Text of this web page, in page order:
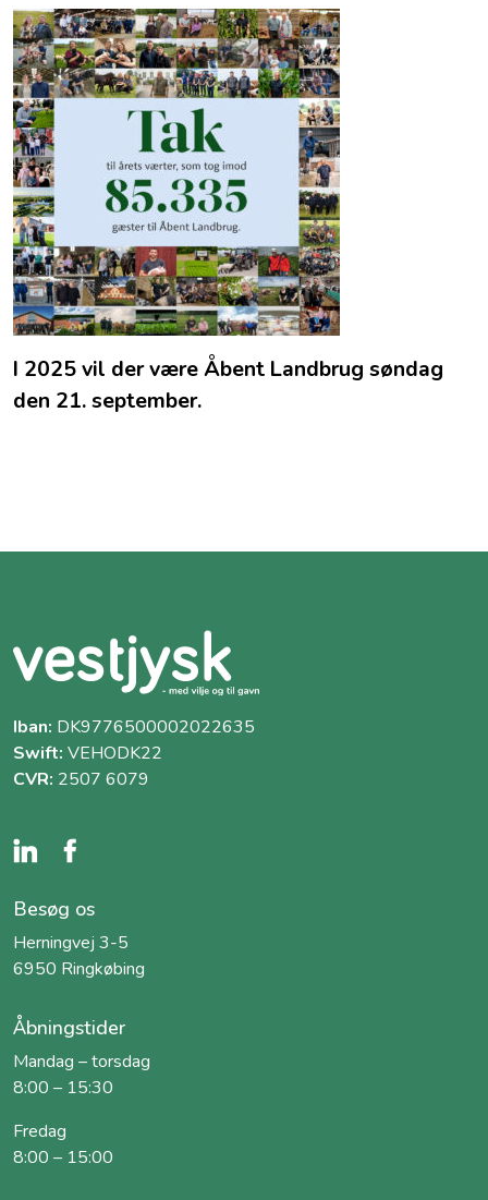
I 2025 vil der være Åbent Landbrug søndag
den 21. september.
Iban: DK9776500002022635
Swift: VEHODK22
CVR: 2507 6079
Besøg os
Herningvej 3-5
6950 Ringkøbing
Åbningstider
Mandag – torsdag
8:00 – 15:30
Fredag
8:00 – 15:00